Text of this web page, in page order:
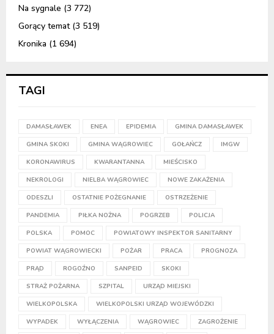
Na sygnale (3 772)
Gorący temat(3 519)
Kronika (1 694)
TAGI
DAMASŁAWEK ENEA EPIDEMIA GMINA DAMASŁAWEK
GMINA SKOKI GMINA WĄGROWIEC GOŁAŃCZ IMGW
KORONAWIRUS KWARANTANNA MIEŚCISKO
NEKROLOGI NIELBA WĄGROWIEC NOWE ZAKAŻENIA
ODESZLI OSTATNIE POŻEGNANIE OSTRZEŻENIE
PANDEMIA PIŁKA NOŻNA POGRZEB POLICJA
POLSKA POMOC POWIATOWY INSPEKTOR SANITARNY
POWIAT WĄGROWIECKI POŻAR PRACA PROGNOZA
PRĄD ROGOŹNO SANPEID SKOKI
STRAŻ POŻARNA SZPITAL URZĄD MIEJSKI
WIELKOPOLSKA WIELKOPOLSKI URZĄD WOJEWÓDZKI
WYPADEK WYŁĄCZENIA WĄGROWIEC ZAGROŻENIE